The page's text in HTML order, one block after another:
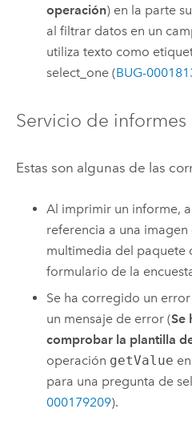
operación) en la parte
al filtrar datos en un
utiliza texto como
select_one (BUG-
Servicio de informes
Estas son algunas de las
Al imprimir un informe,
referencia a una
multimedia del paquete
formulario de la
Se ha corregido un
un mensaje de error (Se
comprobar la plantilla
operación getValue
para una pregunta de
000179209).